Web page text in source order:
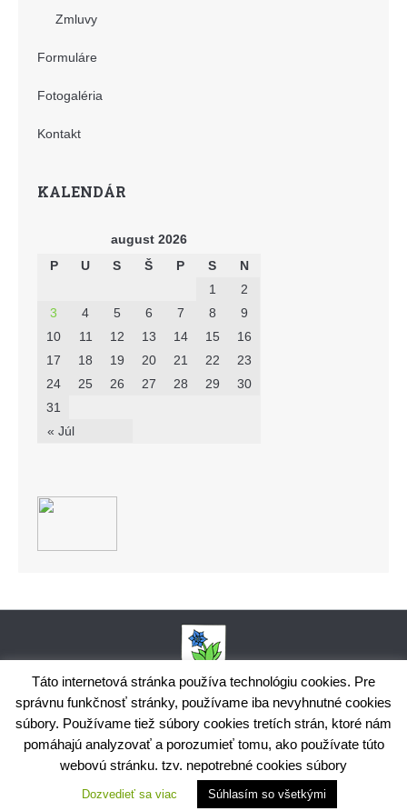
Zmluvy
Formuláre
Fotogaléria
Kontakt
KALENDÁR
august 2026
P
U S Š P S N
« Júl
1
2
3
4 5 6 7 8
9
10
11 12 13 14 15
16
17
18 19 20 21 22
23
24
25 26 27 28 29
30
31
Obecný úrad Bodiná, č. 102, 018 15 Prečín,
+421424398035,www.bodina.eu
IČO: 00 692 522, Prima banka Slovensko, a.s., IBAN: SK25 5600 0000
0029 9178 8001
Ochrana osobných údajov
Využite možnosť získavania aktuálnych informácií s využitím
Táto internetová stránka používa technológiu cookies. Pre
správnu funkčnosť stránky, používame iba nevyhnutné cookies
súbory. Používame tiež súbory cookies tretích strán, ktoré nám
pomáhajú analyzovať a porozumieť tomu, ako používate túto
webovú stránku. tzv. nepotrebné cookies súbory
Dozvedieť sa viac Súhlasím so všetkými